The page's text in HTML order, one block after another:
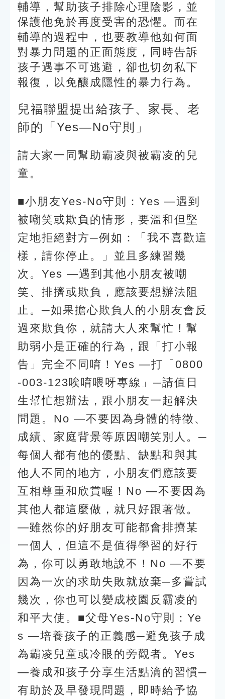
輔導，幫助孩子排除心理陰影，並
保護他免於再度受害的恐懼。而在
輔導的過程中，也要教導他如何面
對暴力問題的正面態度，同時告訴
孩子遇事不可逃避，卻也切勿私下
報復，以免釀成隱性的暴力行為。
兒福聯盟提出給孩子、家長、老
師的「Yes—No守則」
請大家一同幫助霸凌與被霸凌的兒
童。
■小朋友Yes-No守則：Yes —遇到
被嘲笑或欺負的情形，要溫和但堅
定地拒絕對方─例如：「我不喜歡這
樣，請你停止。」並且多練習幾
次。Yes —遇到其他小朋友被嘲
笑、排擠或欺負，應該要想辦法阻
止。─如果擔心欺負人的小朋友會反
過來欺負你，就請大人來幫忙！幫
助弱小是正確的行為，跟「打小報
告」完全不同唷！Yes —打「0800
-003-123唉唷喂呀專線」─請值日
生幫忙想辦法，跟小朋友一起解決
問題。No —不要因為身體的特徵、
成績、家庭背景等原因嘲笑別人。─
每個人都有他的優點、缺點和與其
他人不同的地方，小朋友們應該要
互相尊重和欣賞喔！No —不要因為
其他人都這麼做，就只好跟著做。
—雖然你的好朋友可能都會排擠某
一個人，但這不是值得學習的好行
為，你可以勇敢地說不！No —不要
因為一次的求助失敗就放棄─多嘗試
幾次，你也可以變成校園反霸凌的
和平大使。■父母Yes-No守則：Ye
s —培養孩子的正義感─避免孩子成
為霸凌兒童或冷眼的旁觀者。Yes
—養成和孩子分享生活點滴的習慣─
有助於及早發現問題，即時給予協